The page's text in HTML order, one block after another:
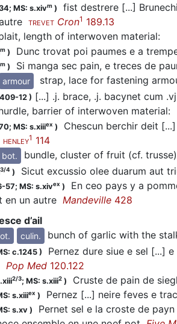
MS: s.xivm )
fist destrere [...]
TREVET Cron1 189.13
length of interwoven material:
m ) Dunc trovat poi paumes e a
m ) Si manga sec pain, e treces de
armour strap, lace for fastening
12) [...] .j. brace, .j. bacynet cum
barrier of interwoven material:
MS: s.xiiiex )
Chescun berchir deit
HENLEY1 114
bot. bundle, cluster of fruit (cf. trusse)
3/4 ) Sicut excussio olee duarum aut
57; MS: s.xivex )
En ceo pays y a
en un autre Mandeville 428
d’ail
culin. bunch of garlic with the
c.1245)
Pernez dure siue e sel [...]
Pop Med 120.122
2/3; MS: s.xiii2 ) Cruste de pain de
s.xiiiex ) Pernez [...] neire feves e
s.xv)
Pernet sel e la croste de